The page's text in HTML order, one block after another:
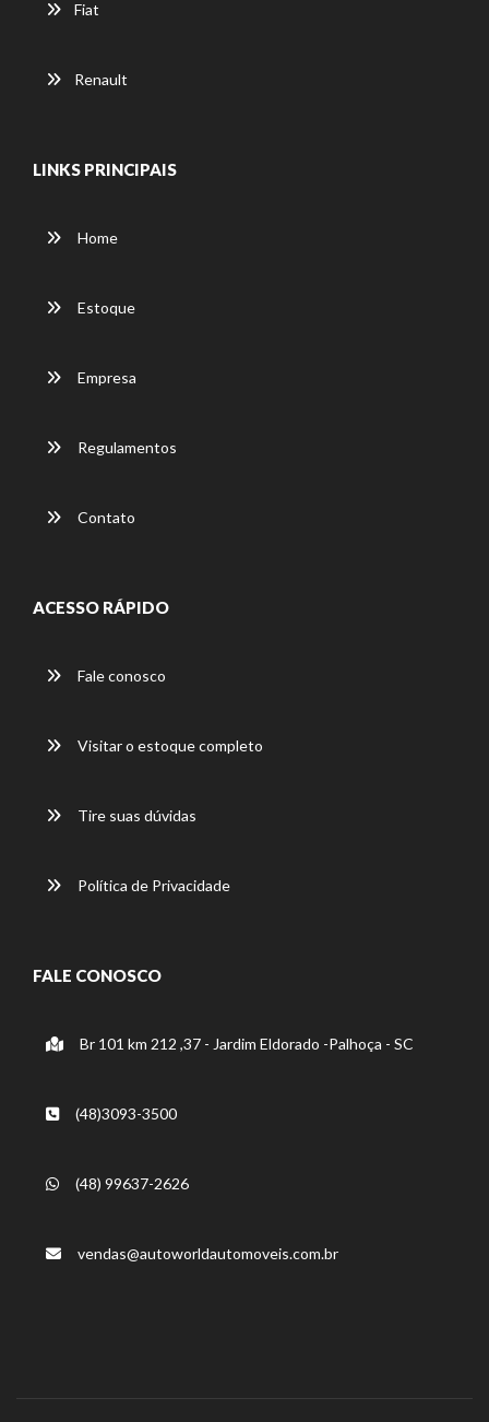
Fiat
Renault
LINKS PRINCIPAIS
Home
Estoque
Empresa
Regulamentos
Contato
ACESSO RÁPIDO
Fale conosco
Visitar o estoque completo
Tire suas dúvidas
Política de Privacidade
FALE CONOSCO
Br 101 km 212 ,37 - Jardim Eldorado -Palhoça - SC
(48)3093-3500
(48) 99637-2626
vendas@autoworldautomoveis.com.br